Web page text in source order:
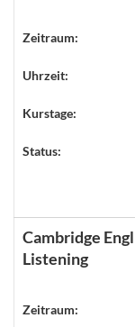
Zeitraum:
Uhrzeit:
Kurstage:
Status:
Cambridge
Listening
Zeitraum: